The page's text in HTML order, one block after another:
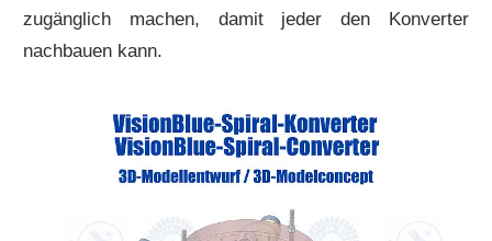
zugänglich machen, damit jeder den Konverter
nachbauen kann.